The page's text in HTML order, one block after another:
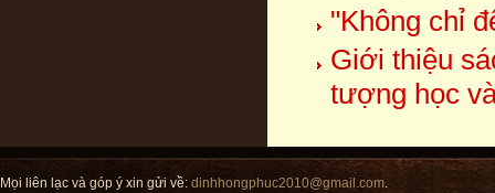
"Không chỉ
Giới thiệu
tượng học
Mọi liên lạc và góp ý xin gửi về: dinhhongphuc2010@gmail.com.